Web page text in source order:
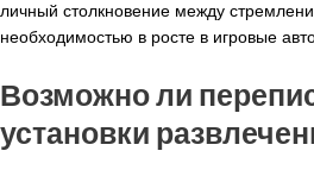
личный столкновение между
необходимостью в росте в игровые
Возможно ли
установки